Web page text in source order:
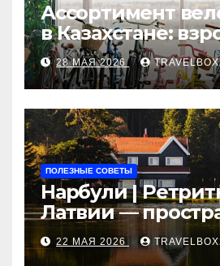
Ассортимент
в Казахстане:
детские и
модели, ценовые
категории и
рассрочки
28 МАЯ 2026
ПОЛЕЗНЫЕ СОВЕТЫ
Нарбули |
Латвии —
для
восстановления
22 МАЯ 2026